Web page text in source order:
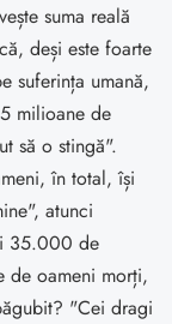
suma reală
deși este foarte
suferința umană,
milioane de
să o stingă".
în total, își
atunci
35.000 de
de oameni morți,
"Cei dragi